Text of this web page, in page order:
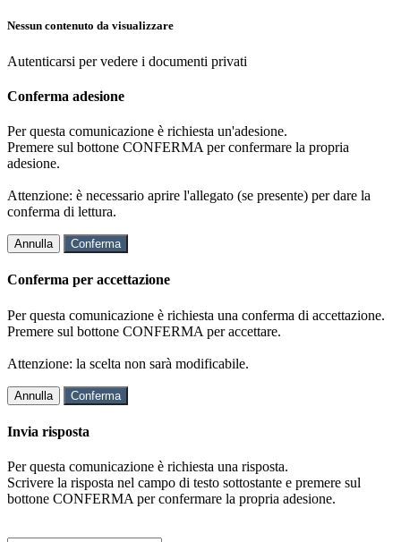
Nessun contenuto da visualizzare
Autenticarsi per vedere i documenti privati
Conferma adesione
Per questa comunicazione è richiesta un'adesione.
Premere sul bottone CONFERMA per confermare la propria
adesione.
Attenzione: è necessario aprire l'allegato (se presente) per dare la
conferma di lettura.
Annulla Conferma
Conferma per accettazione
Per questa comunicazione è richiesta una conferma di accettazione.
Premere sul bottone CONFERMA per accettare.
Attenzione: la scelta non sarà modificabile.
Annulla Conferma
Invia risposta
Per questa comunicazione è richiesta una risposta.
Scrivere la risposta nel campo di testo sottostante e premere sul
bottone CONFERMA per confermare la propria adesione.